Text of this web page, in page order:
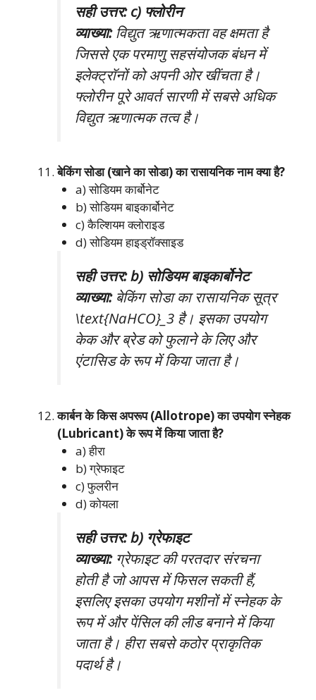
सही उत्तर: c) फ्लोरीन
व्याख्या:विद्युत ऋणात्मकता वह क्षमता है
जिससे एक परमाणु सहसंयोजक बंधन में
इलेक्ट्रॉनों को अपनी ओर खींचता है।
फ्लोरीन पूरे आवर्त सारणी में सबसे अधिक
विद्युत ऋणात्मक तत्व है।
बेकिंग सोडा (खाने का सोडा) का रासायनिक नाम क्या है?
a) सोडियम कार्बोनेट
b) सोडियम बाइकार्बोनेट
c) कैल्शियम क्लोराइड
d) सोडियम हाइड्रॉक्साइड
सही उत्तर: b) सोडियम बाइकार्बोनेट
व्याख्या:बेकिंग सोडा का रासायनिक सूत्र
\text{NaHCO}_3 है। इसका उपयोग
केक और ब्रेड को फुलाने के लिए और
एंटासिड के रूप में किया जाता है।
कार्बन के किस अपरूप (Allotrope) का उपयोग स्नेहक
(Lubricant) के रूप में किया जाता है?
a) हीरा
b) ग्रेफाइट
c) फुलरीन
d) कोयला
सही उत्तर: b) ग्रेफाइट
व्याख्या:ग्रेफाइट की परतदार संरचना
होती है जो आपस में फिसल सकती हैं,
इसलिए इसका उपयोग मशीनों में स्नेहक के
रूप में और पेंसिल की लीड बनाने में किया
जाता है। हीरा सबसे कठोर प्राकृतिक
पदार्थ है।